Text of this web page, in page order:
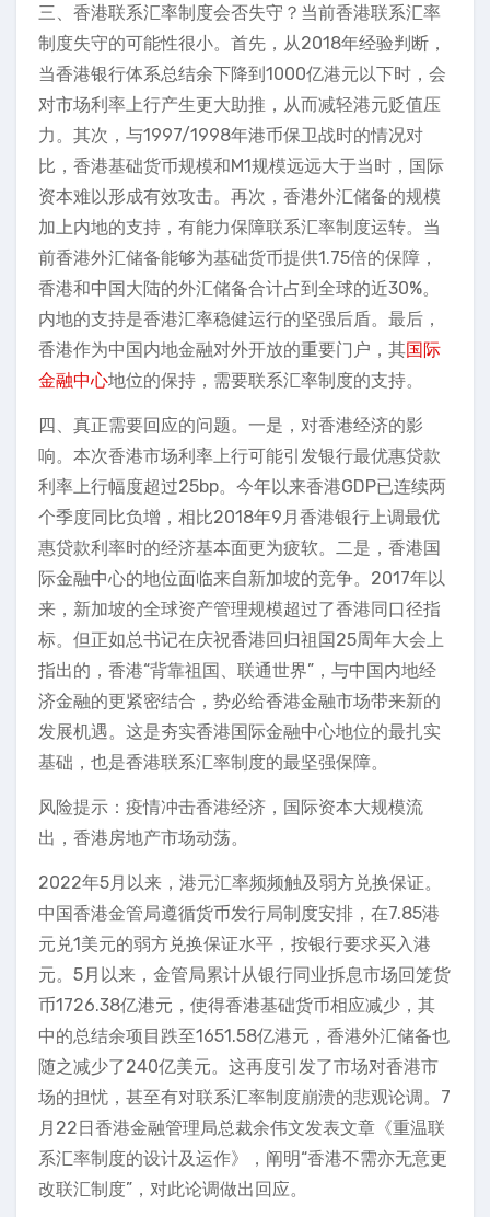
三、香港联系汇率制度会否失守？当前香港联系汇率
制度失守的可能性很小。首先，从2018年经验判断，
当香港银行体系总结余下降到1000亿港元以下时，会
对市场利率上行产生更大助推，从而减轻港元贬值压
力。其次，与1997/1998年港币保卫战时的情况对
比，香港基础货币规模和M1规模远远大于当时，国际
资本难以形成有效攻击。再次，香港外汇储备的规模
加上内地的支持，有能力保障联系汇率制度运转。当
前香港外汇储备能够为基础货币提供1.75倍的保障，
香港和中国大陆的外汇储备合计占到全球的近30%。
内地的支持是香港汇率稳健运行的坚强后盾。最后，
香港作为中国内地金融对外开放的重要门户，其国际
金融中心地位的保持，需要联系汇率制度的支持。
四、真正需要回应的问题。一是，对香港经济的影
响。本次香港市场利率上行可能引发银行最优惠贷款
利率上行幅度超过25bp。今年以来香港GDP已连续两
个季度同比负增，相比2018年9月香港银行上调最优
惠贷款利率时的经济基本面更为疲软。二是，香港国
际金融中心的地位面临来自新加坡的竞争。2017年以
来，新加坡的全球资产管理规模超过了香港同口径指
标。但正如总书记在庆祝香港回归祖国25周年大会上
指出的，香港“背靠祖国、联通世界”，与中国内地经
济金融的更紧密结合，势必给香港金融市场带来新的
发展机遇。这是夯实香港国际金融中心地位的最扎实
基础，也是香港联系汇率制度的最坚强保障。
风险提示：疫情冲击香港经济，国际资本大规模流
出，香港房地产市场动荡。
2022年5月以来，港元汇率频频触及弱方兑换保证。
中国香港金管局遵循货币发行局制度安排，在7.85港
元兑1美元的弱方兑换保证水平，按银行要求买入港
元。5月以来，金管局累计从银行同业拆息市场回笼货
币1726.38亿港元，使得香港基础货币相应减少，其
中的总结余项目跌至1651.58亿港元，香港外汇储备也
随之减少了240亿美元。这再度引发了市场对香港市
场的担忧，甚至有对联系汇率制度崩溃的悲观论调。7
月22日香港金融管理局总裁余伟文发表文章《重温联
系汇率制度的设计及运作》，阐明“香港不需亦无意更
改联汇制度”，对此论调做出回应。